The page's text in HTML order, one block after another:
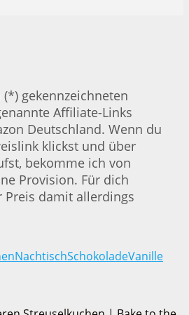
gekennzeichneten
Affiliate-Links
Deutschland. Wenn du
klickst und über
bekomme ich von
Provision. Für dich
Preis damit allerdings
NachtischSchokoladeVanille